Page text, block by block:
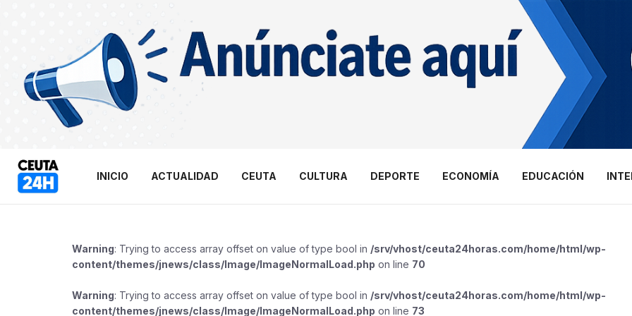
INICIO ACTUALIDAD CEUTA CULTURA DEPORTE ECONOMÍA EDUCACIÓN
Warning: Trying to access array offset on value of type bool in /srv/vhost/ceuta24horas.com/home/html/wp-
content/themes/jnews/class/Image/ImageNormalLoad.php on line 70
Warning: Trying to access array offset on value of type bool in /srv/vhost/ceuta24horas.com/home/html/wp-
content/themes/jnews/class/Image/ImageNormalLoad.php on line 73